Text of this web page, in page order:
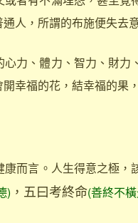
人，所謂的布施便失去
力、體力、智力、財力
幸福的花，結幸福的果
而言。人生得意之極，
) ，五曰考終命(善終不